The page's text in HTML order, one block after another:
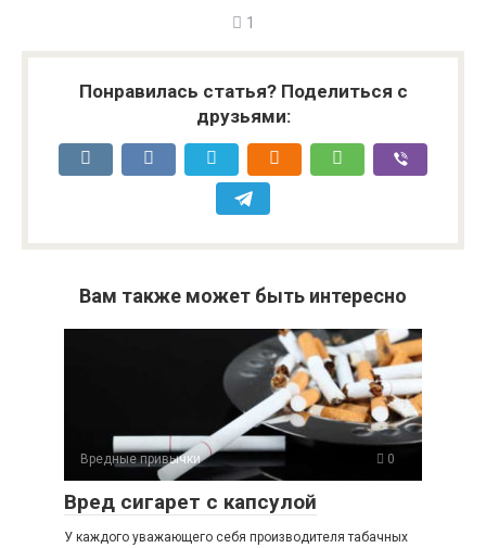
1
Понравилась статья? Поделиться с
друзьями:
Вам также может быть интересно
Вредные привычки 0
Вред сигарет с капсулой
У каждого уважающего себя производителя табачных